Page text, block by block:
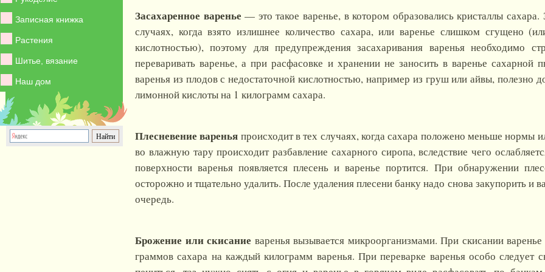
Записная книжка
Растения
Шитье, вязание
Наш дом
Засахаренное варенье— это такое варенье, в котором образовались кристаллы сахара.
случаях, когда взято излишнее количество сахара, или варенье слишком сгущено
кислотностью), поэтому для предупреждения засахаривания варенья необходимо
переваривать варенье, а при расфасовке и хранении не заносить в варенье сахарной
варенья из плодов с недостаточной кислотностью, например из груш или айвы, полезно
лимонной кислоты на 1 килограммсахара.
Плесневение варенья происходит в тех случаях, когда сахара положено меньше нормы
во влажную тару происходит разбавление сахарного сиропа, вследствие чего
поверхности варенья появляется плесень и варенье портится. При обнаружении
осторожно и тщательно удалить. После удаления плесени банку надо снова закупорить и
очередь.
Брожение или скисание варенья вызывается микроорганизмами. При скисании
граммов сахара на каждый килограмм варенья. При переварке варенья особо следует